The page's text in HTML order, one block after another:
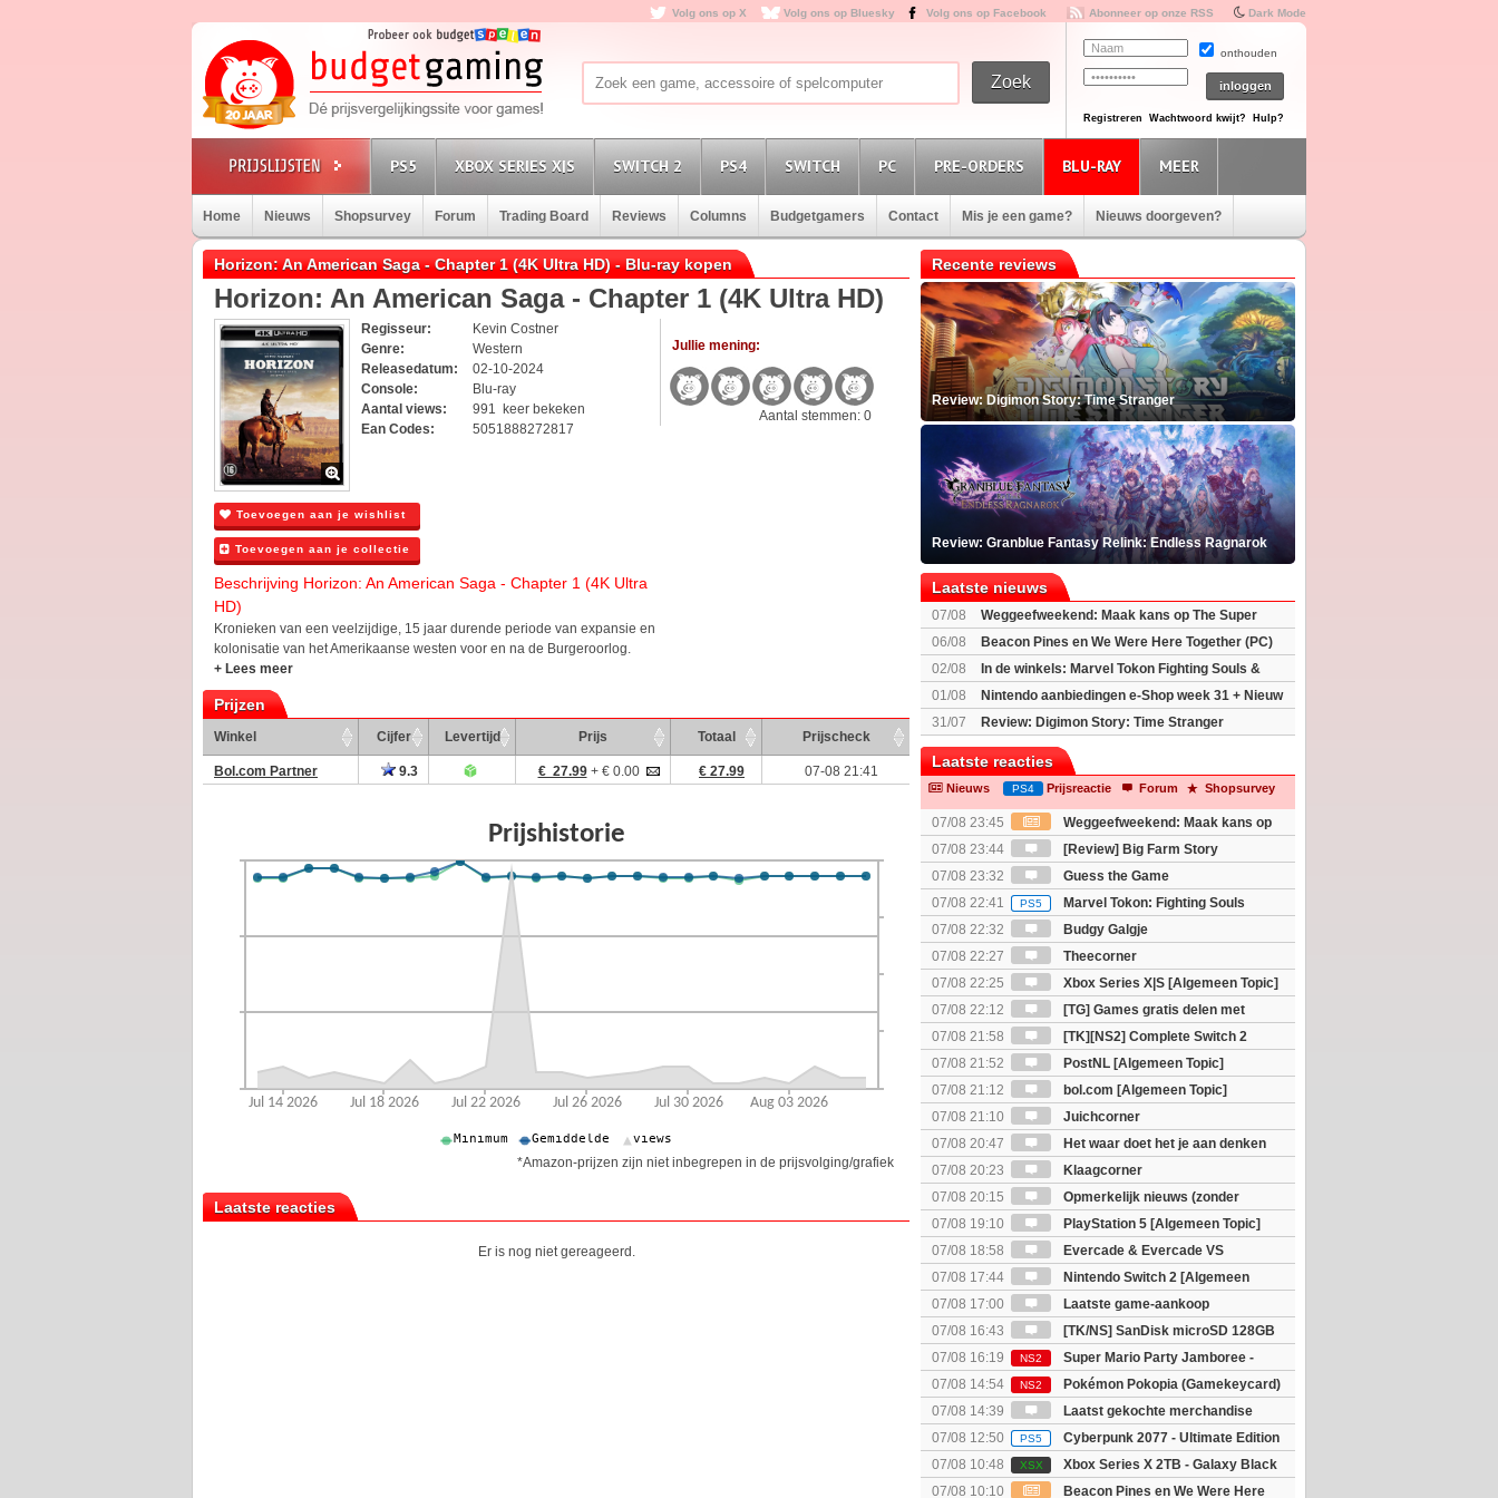
Volg ons op X Volg ons op Bluesky Volg ons op Facebook Abonneer op onze RSS Dark Mode
onthouden
Registreren Wachtwoord kwijt? Hulp?
PS5 XBOX SERIES X|S SWITCH 2 PS4 SWITCH PC PRE-ORDERS BLU-RAY MEER
Home Nieuws Shopsurvey Forum Trading Board Reviews Columns Budgetgamers Contact Mis je een game? Nieuws doorgeven?
Horizon: An American Saga - Chapter 1 (4K Ultra HD) - Blu-ray kopen
Horizon: An American Saga - Chapter 1 (4K Ultra HD)
Regisseur:
Kevin Costner
Genre:
Western
Releasedatum:
02-10-2024
Console:
Blu-ray
Aantal views:
991 keer bekeken
Ean Codes:
5051888272817
Toevoegen aan je wishlist
Toevoegen aan je collectie
Beschrijving Horizon: An American Saga - Chapter 1 (4K Ultra
HD)
Kronieken van een veelzijdige, 15 jaar durende periode van expansie en
kolonisatie van het Amerikaanse westen voor en na de Burgeroorlog.
+ Lees meer
Jullie mening:
Aantal stemmen: 0
Prijzen
Winkel Cijfer Levertijd Prijs Totaal Prijscheck
Bol.com Partner 9.3 € 27.99+ € 0.00 € 27.99 07-08 21:41
*Amazon-prijzen zijn niet inbegrepen in de prijsvolging/grafiek
Laatste reacties
Er is nog niet gereageerd.
Recente reviews
Review: Digimon Story: Time Stranger
Review: Granblue Fantasy Relink: Endless Ragnarok
Laatste nieuws
07/08
Weggeefweekend: Maak kans op The Super
Mario Galaxy movie (2x)!
06/08
Beacon Pines en We Were Here Together (PC)
Gratis
02/08
In de winkels: Marvel Tokon Fighting Souls &
Beast of Reincarnation
01/08
Nintendo aanbiedingen e-Shop week 31 + Nieuw
voor Switch 2
31/07 Review: Digimon Story: Time Stranger
Laatste reacties
Nieuws PS4 Prijsreactie Forum Shopsurvey
07/08 23:45
Weggeefweekend: Maak kans op
The Super Mario Galaxy movie (2x)!
07/08 23:44
[Review] Big Farm Story
(uitgespeeld op SteamDeck)
07/08 23:32
Guess the Game
07/08 22:41
PS5
Marvel Tokon: Fighting Souls
07/08 22:32
Budgy Galgje
07/08 22:27
Theecorner
07/08 22:25
Xbox Series X|S [Algemeen Topic]
07/08 22:12
[TG] Games gratis delen met
elkaar.
07/08 21:58
[TK][NS2] Complete Switch 2
collectie
07/08 21:52
PostNL [Algemeen Topic]
07/08 21:12
bol.com [Algemeen Topic]
07/08 21:10
Juichcorner
07/08 20:47
Het waar doet het je aan denken
spel! (3 posts wachten!)
07/08 20:23
Klaagcorner
07/08 20:15
Opmerkelijk nieuws (zonder
politiek/religie)
07/08 19:10
PlayStation 5 [Algemeen Topic]
07/08 18:58
Evercade & Evercade VS
[Algemeen Topic]
07/08 17:44
Nintendo Switch 2 [Algemeen
Topic]
07/08 17:00
Laatste game-aankoop
07/08 16:43
[TK/NS] SanDisk microSD 128GB
07/08 16:19
NS2
Super Mario Party Jamboree -
Nintendo Switch 2 Edition
07/08 14:54 NS2
Pokémon Pokopia (Gamekeycard)
07/08 14:39
Laatst gekochte merchandise
07/08 12:50
PS5
Cyberpunk 2077 - Ultimate Edition
07/08 10:48
XSX
Xbox Series X 2TB - Galaxy Black
Special Edition
07/08 10:10 Beacon Pines en We Were Here